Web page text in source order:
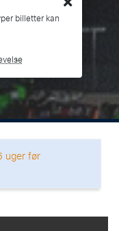
billetter kan
uger før